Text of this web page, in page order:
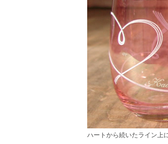
ハートから続いたライン上